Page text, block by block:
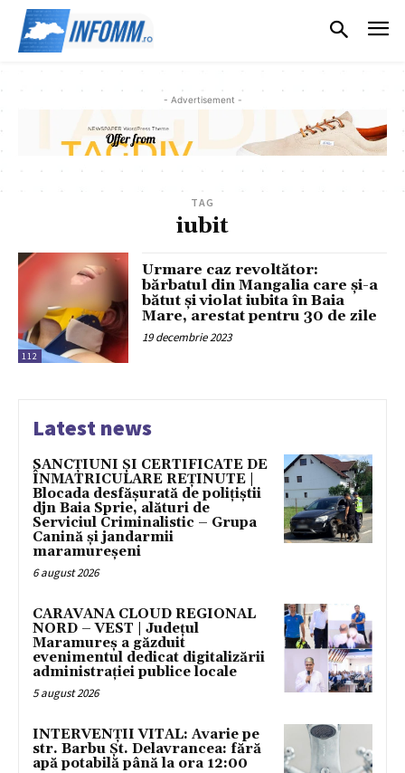
- Advertisement -
TAG
iubit
112
Urmare caz revoltător:
bărbatul din Mangalia care și-a
bătut și violat iubita în Baia
Mare, arestat pentru 30 de zile
19 decembrie 2023
Latest news
SANCȚIUNI ȘI CERTIFICATE DE
ÎNMATRICULARE REȚINUTE |
Blocada desfășurată de polițiștii
djn Baia Sprie, alături de
Serviciul Criminalistic – Grupa
Canină și jandarmii
maramureșeni
6 august 2026
CARAVANA CLOUD REGIONAL
NORD – VEST | Județul
Maramureș a găzduit
evenimentul dedicat digitalizării
administrației publice locale
5 august 2026
INTERVENȚII VITAL: Avarie pe
str. Barbu Șt. Delavrancea: fără
apă potabilă până la ora 12:00